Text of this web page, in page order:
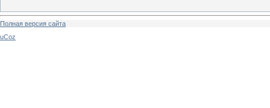
Полная версия сайта
uCoz